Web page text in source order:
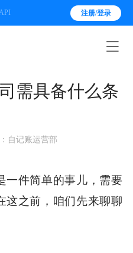
注册/登录

需具备什么条
自记账运营部
一件简单的事儿，需要
这之前，咱们先来聊聊